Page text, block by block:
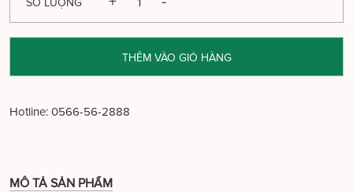
SỐ LƯỢNG
THÊM VÀO GIỎ HÀNG
Hotline: 0566-56-2888
MÔ TẢ SẢN PHẨM